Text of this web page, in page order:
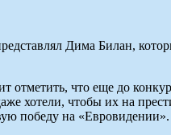
Дима Билан,
отметить, что еще до
хотели, чтобы их на
победу на «Евровидении».